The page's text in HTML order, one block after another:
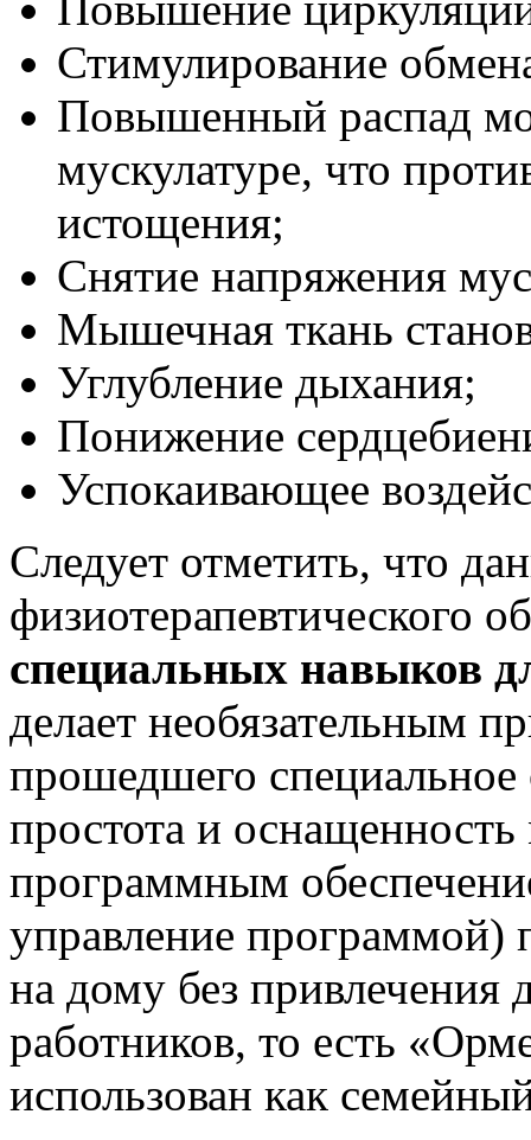
Стимулирование
Повышенный распад
мускулатуре, что
истощения;
Снятие напряжения
Мышечная ткань
Углубление дыхания;
Понижение
Успокаивающее
Следует отметить, что
физиотерапевтического
специальных навыков
делает необязательным
прошедшего специальное
простота и
программным
управление программой)
на дому без привлечения
работников, то есть
использован как